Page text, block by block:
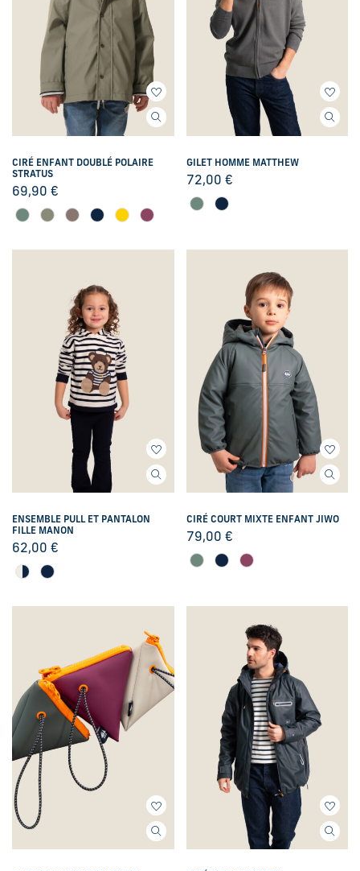
CIRÉ ENFANT DOUBLÉ POLAIRE
STRATUS
69,90 €
GILET HOMME MATTHEW
72,00 €
ENSEMBLE PULL ET PANTALON
FILLE MANON
62,00 €
CIRÉ COURT MIXTE ENFANT JIWO
79,00 €